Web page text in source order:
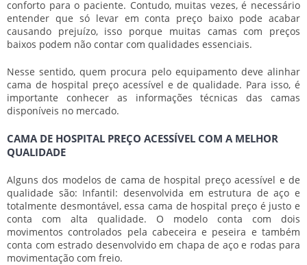
conforto para o paciente. Contudo, muitas vezes, é necessário
entender que só levar em conta preço baixo pode acabar
causando prejuízo, isso porque muitas camas com preços
baixos podem não contar com qualidades essenciais.
Nesse sentido, quem procura pelo equipamento deve alinhar
cama de hospital preçoacessível e de qualidade. Para isso, é
importante conhecer as informações técnicas das camas
disponíveis no mercado.
CAMA DE HOSPITAL PREÇO ACESSÍVEL COM A MELHOR
QUALIDADE
Alguns dos modelos de cama de hospital preçoacessível e de
qualidade são: Infantil: desenvolvida em estrutura de aço e
totalmente desmontável, essa cama de hospital preço é justo e
conta com alta qualidade. O modelo conta com dois
movimentos controlados pela cabeceira e peseira e também
conta com estrado desenvolvido em chapa de aço e rodas para
movimentação com freio.